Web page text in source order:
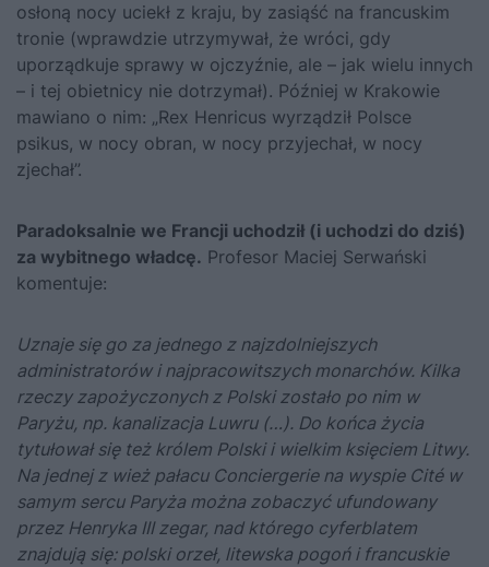
osłoną nocy uciekł z kraju, by zasiąść na francuskim
tronie (wprawdzie utrzymywał, że wróci, gdy
uporządkuje sprawy w ojczyźnie, ale – jak wielu innych
– i tej obietnicy nie dotrzymał). Później w Krakowie
mawiano o nim: „Rex Henricus wyrządził Polsce
psikus, w nocy obran, w nocy przyjechał, w nocy
zjechał”.
Paradoksalnie we Francji uchodził (i uchodzi do dziś)
za wybitnego władcę. Profesor Maciej Serwański
komentuje:
Uznaje się go za jednego z najzdolniejszych
administratorów i najpracowitszych monarchów. Kilka
rzeczy zapożyczonych z Polski zostało po nim w
Paryżu, np. kanalizacja Luwru (…). Do końca życia
tytułował się też królem Polski i wielkim księciem Litwy.
Na jednej z wież pałacu Conciergerie na wyspie Cité w
samym sercu Paryża można zobaczyć ufundowany
przez Henryka III zegar, nad którego cyferblatem
znajdują się: polski orzeł, litewska pogoń i francuskie